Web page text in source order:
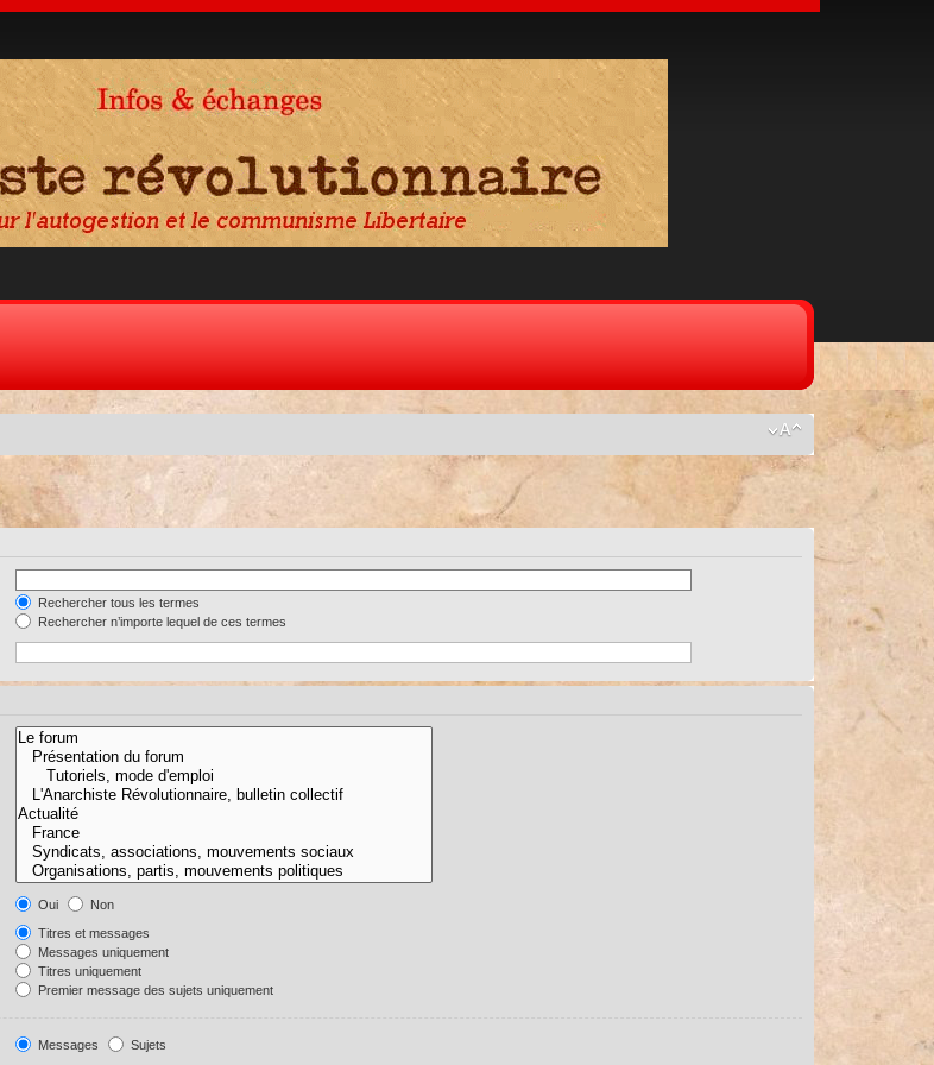
Rechercher tous les termes
Rechercher n’importe lequel de ces termes
Oui
Non
Titres et messages
Messages uniquement
Titres uniquement
Premier message des sujets uniquement
Messages Sujets